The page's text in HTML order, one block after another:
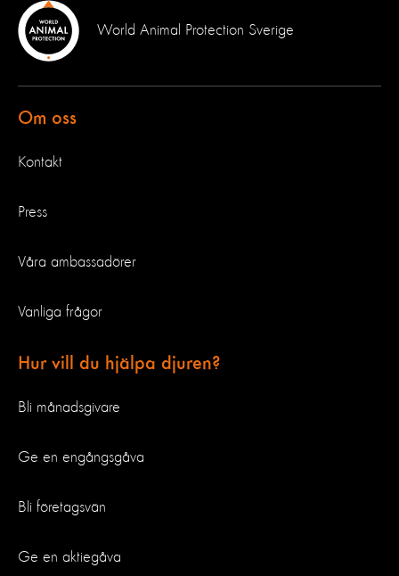
World Animal Protection Sverige
Om oss
Kontakt
Press
Våra ambassadörer
Vanliga frågor
Hur vill du hjälpa djuren?
Bli månadsgivare
Ge en engångsgåva
Bli företagsvän
Ge en aktiegåva